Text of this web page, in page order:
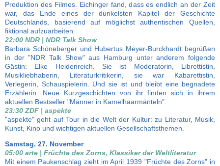
Produktion des Filmes. Eichinger fand, dass es endlich an der Zeit
war, das Ende eines der dunkelsten Kapitel der Geschichte
Deutschlands, basierend auf möglichst authentischen Quellen,
fiktional aufzuarbeiten.
22:00 NDR | NDR Talk Show
Barbara Schöneberger und Hubertus Meyer-Burckhardt begrüßen
in der "NDR Talk Show" aus Hamburg unter anderem folgende
Gästin: Elke Heidenreich. Sie ist Moderatorin, Librettistin,
Musikliebhaberin, Literaturkritikerin, sie war Kabarettistin,
Verlegerin, Schauspielerin. Und sie ist und bleibt eine begnadete
Erzählerin. Neue Kurzgeschichten von ihr finden sich in ihrem
aktuellen Bestseller "Männer in Kamelhaarmänteln".
23:30 ZDF | aspekte
"aspekte" geht auf Tour in die Welt der Kultur: zu Literatur, Musik,
Kunst, Kino und wichtigen aktuellen Gesellschaftsthemen.
Samstag, 27. November
05:00 arte | Früchte des Zorns, Klassiker der Weltliteratur
Mit einem Paukenschlag zieht im April 1939 "Früchte des Zorns" in